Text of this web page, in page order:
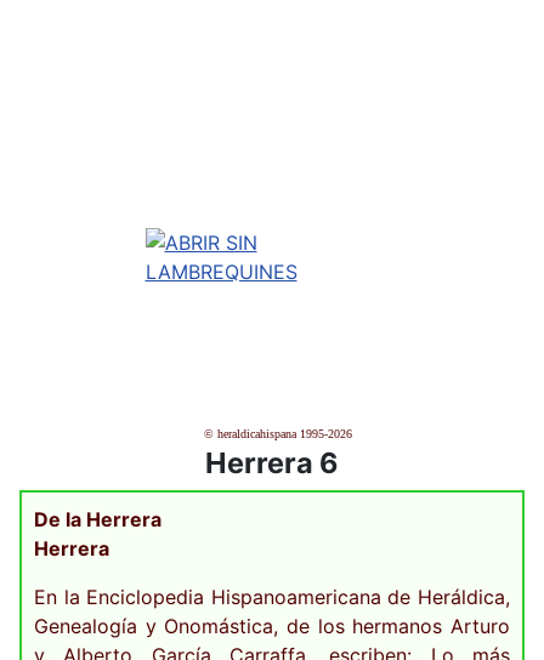
© heraldicahispana 1995-2026
Herrera 6
De la Herrera
Herrera
En la Enciclopedia Hispanoamericana de Heráldica,
Genealogía y Onomástica, de los hermanos Arturo
y Alberto García Carraffa, escriben: Lo más